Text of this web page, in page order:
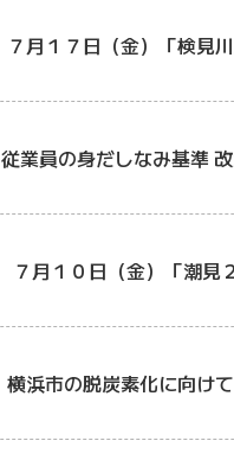
７月１７日（金）「検見
従業員の身だしなみ基準
７月１０日（金）「潮見
横浜市の脱炭素化に向け